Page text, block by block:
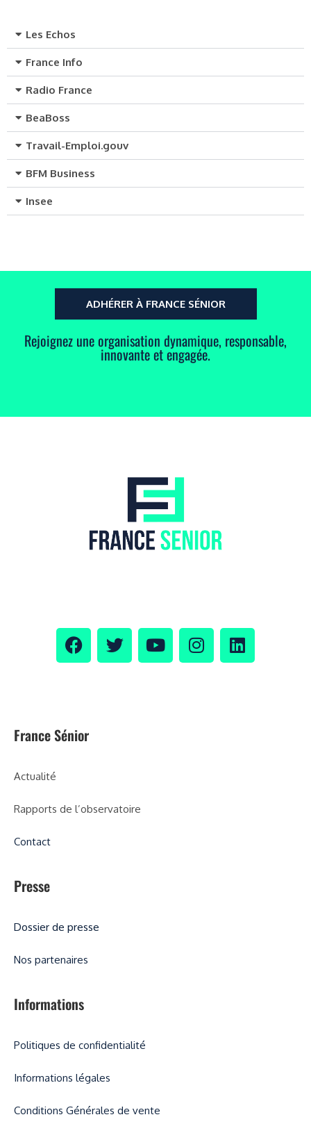
Les Echos
France Info
Radio France
BeaBoss
Travail-Emploi.gouv
BFM Business
Insee
ADHÉRER À FRANCE SÉNIOR
Rejoignez une organisation dynamique, responsable,
innovante et engagée.
France Sénior
Actualité
Rapports de l’observatoire
Contact
Presse
Dossier de presse
Nos partenaires
Informations
Politiques de confidentialité
Informations légales
Conditions Générales de vente